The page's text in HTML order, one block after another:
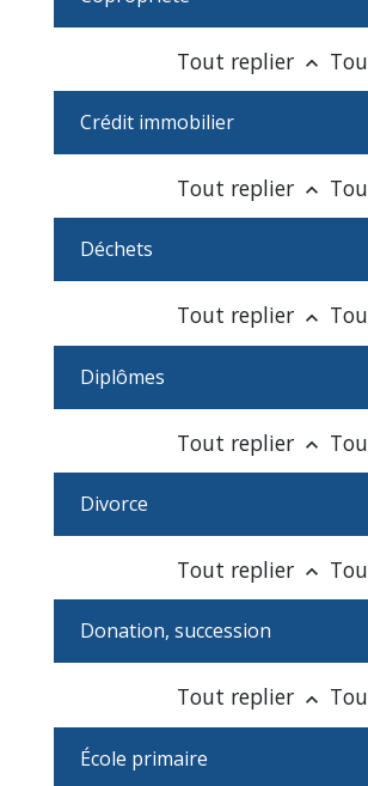
Tout replier keyboard_arrow_up
Crédit immobilier
Tout replier keyboard_arrow_up
Déchets
Tout replier keyboard_arrow_up
Diplômes
Tout replier keyboard_arrow_up
Divorce
Tout replier keyboard_arrow_up
Donation, succession
Tout replier keyboard_arrow_up
École primaire